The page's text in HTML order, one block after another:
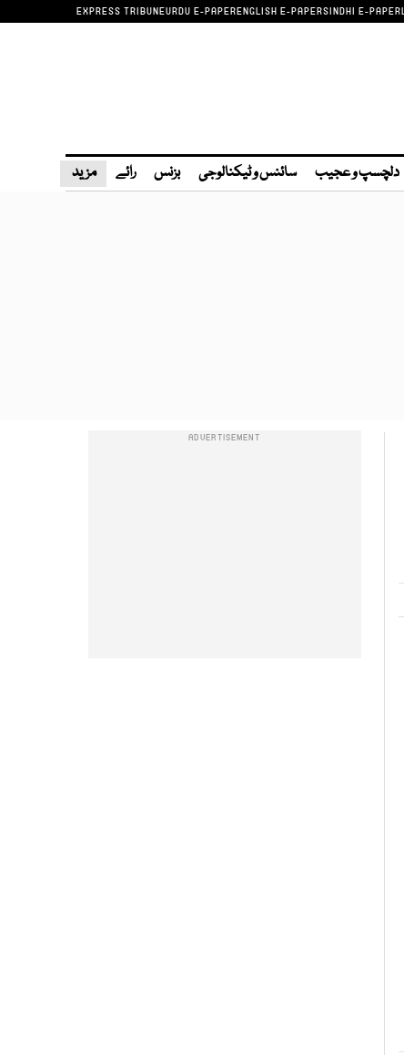
EXPRESS TRIBUNEURDU E-PAPERENGLISH E-PAPERSINDHI E-PAPER
دلچسپ و عجیب سائنس و ٹیکنالوجی بزنس رائے مزید